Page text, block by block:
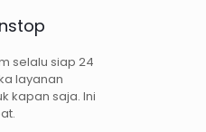
selalu siap 24
layanan
kapan saja. Ini